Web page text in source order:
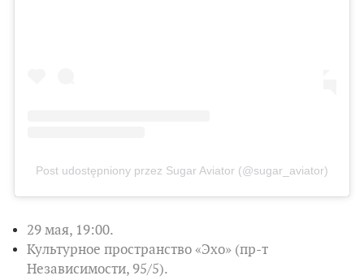
Post udostępniony przez Sugar Aviator (@sugar_aviator)
29 мая, 19:00.
Культурное пространство «Эхо» (пр-т
Независимости, 95/5).